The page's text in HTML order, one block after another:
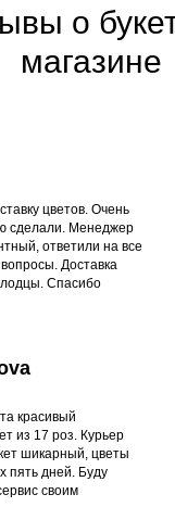
о
магазине
цветов. Очень
сделали. Менеджер
ответили на все
Доставка
Спасибо
красивый
из 17 роз. Курьер
шикарный, цветы
пять дней. Буду
своим